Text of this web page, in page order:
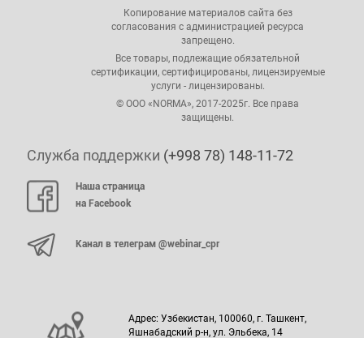
Копирование материалов сайта без
согласования с администрацией ресурса
запрещено.
Все товары, подлежащие обязательной
сертификации, сертифицированы, лицензируемые
услуги - лицензированы.
© ООО «NORMA», 2017-2025г. Все права
защищены.
Служба поддержки (+998 78) 148-11-72
Наша страница
на Facebook
Канал в телеграм @webinar_cpr
Адрес: Узбекистан, 100060, г. Ташкент,
Яшнабадский р-н, ул. Эльбека, 14